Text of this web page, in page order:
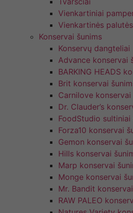
Vienkartiniai
Vienkartinės
Konservai šunims
Konservų dangteliai
Advance konservai
BARKING HEADS
Brit konservai
Carnilove konservai
Dr. Clauder’s
FoodStudio sultiniai
Forza10 konservai
Gemon konservai
Hills konservai
Marp konservai
Monge konservai
Mr. Bandit
RAW PALEO